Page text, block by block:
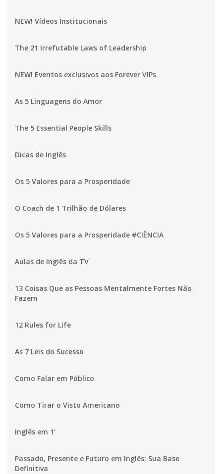
NEW! Vídeos Institucionais
The 21 Irrefutable Laws of Leadership
NEW! Eventos exclusivos aos Forever VIPs
As 5 Linguagens do Amor
The 5 Essential People Skills
Dicas de Inglês
Os 5 Valores para a Prosperidade
O Coach de 1 Trilhão de Dólares
Os 5 Valores para a Prosperidade #CIÊNCIA
Aulas de Inglês da TV
13 Coisas Que as Pessoas Mentalmente Fortes Não
Fazem
12 Rules for Life
As 7 Leis do Sucesso
Como Falar em Público
Como Tirar o Visto Americano
Inglês em 1'
Passado, Presente e Futuro em Inglês: Sua Base
Definitiva